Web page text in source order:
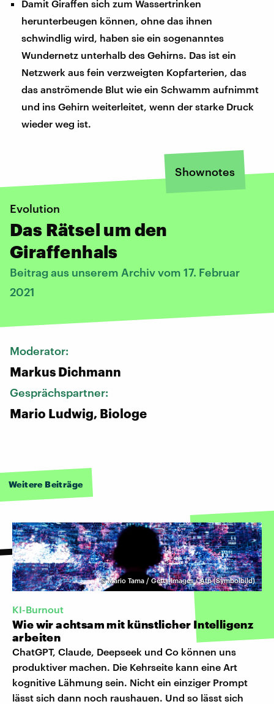
Damit Giraffen sich zum Wassertrinken
herunterbeugen können, ohne das ihnen
schwindlig wird, haben sie ein sogenanntes
Wundernetz unterhalb des Gehirns. Das ist ein
Netzwerk aus fein verzweigten Kopfarterien, das
das anströmende Blut wie ein Schwamm aufnimmt
und ins Gehirn weiterleitet, wenn der starke Druck
wieder weg ist.
Shownotes
Evolution
Das Rätsel um den
Giraffenhals
Beitrag aus unserem Archiv vom 17. Februar
2021
Moderator:
Markus Dichmann
Gesprächspartner:
Mario Ludwig, Biologe
Weitere Beiträge
©Mario Tama / Getty Images / Afp (Symbolbild)
KI-Burnout
Wie wir achtsam mit künstlicher Intelligenz
arbeiten
ChatGPT, Claude, Deepseek und Co können uns
produktiver machen. Die Kehrseite kann eine Art
kognitive Lähmung sein. Nicht ein einziger Prompt
lässt sich dann noch raushauen. Und so lässt sich